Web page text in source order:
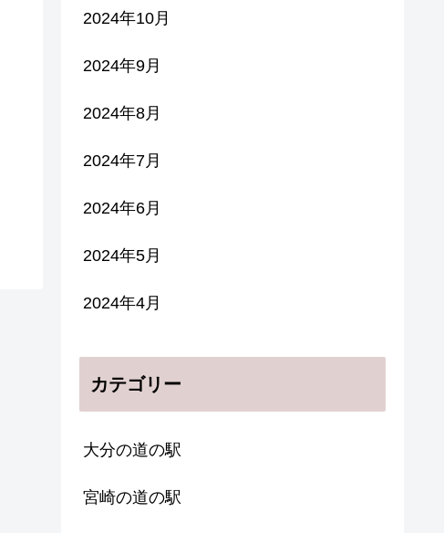
2024年10月
2024年9月
2024年8月
2024年7月
2024年6月
2024年5月
2024年4月
カテゴリー
大分の道の駅
宮崎の道の駅